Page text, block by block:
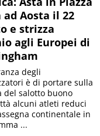
Aosta il 22
e strizza
agli Europei di
degli
è di portare sulla
del salotto buono
alcuni atleti reduci
continentale in
...